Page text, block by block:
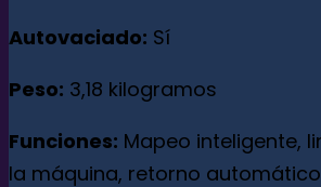
Autovaciado: Sí
Peso: 3,18 kilogramos
Funciones: Mapeo inteligente,
la máquina, retorno